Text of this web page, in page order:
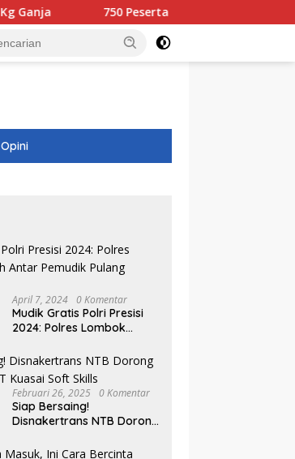
750 Peserta Ramaikan Fun Walk RINJANI BI NTB
Opini
April 7, 2024 0 Komentar
Mudik Gratis Polri Presisi
2024: Polres Lombok
Pulang Kampung
Februari 26, 2025 0 Komentar
Siap Bersaing!
Disnakertrans NTB Dorong
Soft Skills